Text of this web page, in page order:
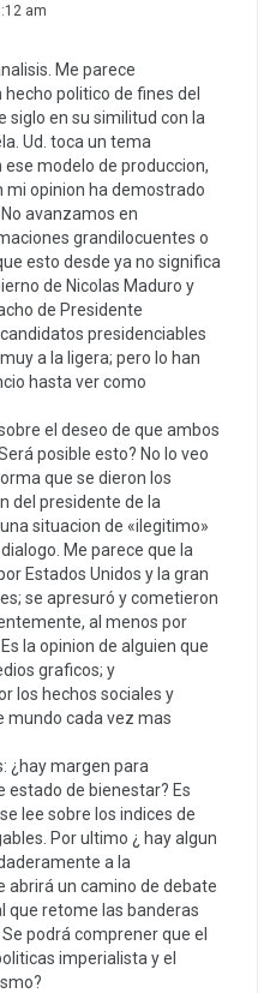
am
Me parece
politico de fines del
siglo en su similitud con la
Ud. toca un tema
modelo de produccion,
mi opinion ha demostrado
avanzamos en
grandilocuentes o
esto desde ya no significa
de Nicolas Maduro y
de Presidente
presidenciables
a la ligera; pero lo han
hasta ver como
el deseo de que ambos
posible esto? No lo veo
que se dieron los
del presidente de la
situacion de «ilegitimo»
Me parece que la
Estados Unidos y la gran
se apresuró y cometieron
al menos por
la opinion de alguien que
graficos; y
los hechos sociales y
mundo cada vez mas
¿hay margen para
estado de bienestar? Es
lee sobre los indices de
Por ultimo ¿ hay algun
a la
abrirá un camino de debate
que retome las banderas
podrá comprener que el
imperialista y el